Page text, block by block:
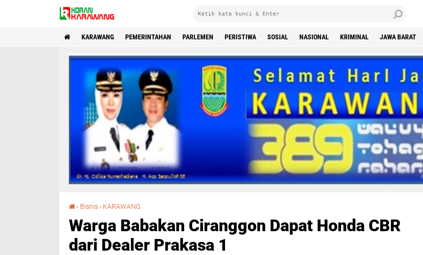
KARAWANG PEMERINTAHAN PARLEMEN PERISTIWA SOSIAL NASIONAL KRIMINAL JAWA BARAT
› Bisnis › KARAWANG
Warga Babakan Ciranggon Dapat Honda CBR
dari Dealer Prakasa 1